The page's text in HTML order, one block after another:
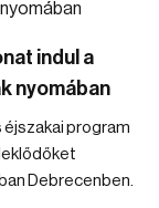
indul a
nyomában
éjszakai program
Debrecenben.